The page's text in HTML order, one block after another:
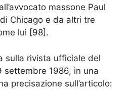
massone Paul
Chicago e da altri tre
lui [98].
sulla rivista ufficiale del
settembre 1986, in una
precisazione sull’articolo: